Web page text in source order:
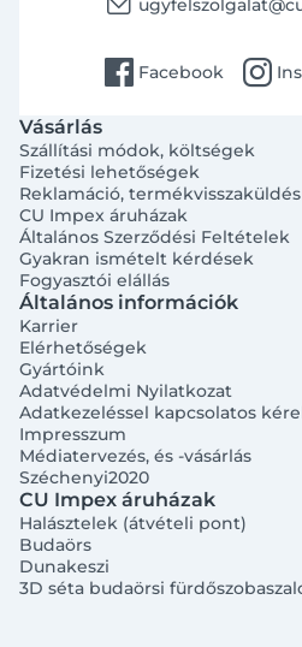
facebook Facebook instagram
Vásárlás
Szállítási módok, költségek
Fizetési lehetőségek
Reklamáció, termékvisszaküldés
CU Impex áruházak
Általános Szerződési Feltételek
Gyakran ismételt kérdések
Fogyasztói elállás
Általános információk
Karrier
Elérhetőségek
Gyártóink
Adatvédelmi Nyilatkozat
Adatkezeléssel kapcsolatos
Impresszum
Médiatervezés, és -vásárlás
Széchenyi2020
CU Impex áruházak
Halásztelek (átvételi pont)
Budaörs
Dunakeszi
3D séta budaörsi